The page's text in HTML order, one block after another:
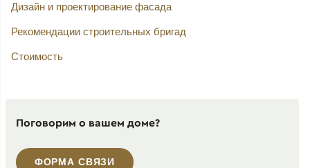
Дизайн и проектирование фасада
Рекомендации строительных бригад
Стоимость
Поговорим о вашем доме?
ФОРМА СВЯЗИ